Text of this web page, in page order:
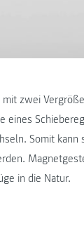
zwei
eines
Somit
in die Natur.